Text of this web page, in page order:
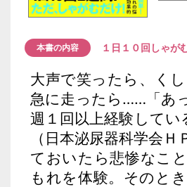
本書の内容 １日１０回しゃ
大声で笑ったら、く
急に走ったら……「あ
週１回以上経験して
（日本泌尿器科学会
ておいたら悲惨なこ
もれを体験。そのと